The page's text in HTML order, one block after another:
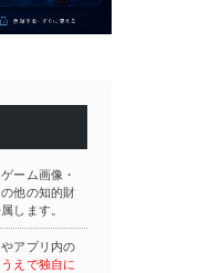
ーム画像・
他の知的財
します。
アプリ内の
えで独自に